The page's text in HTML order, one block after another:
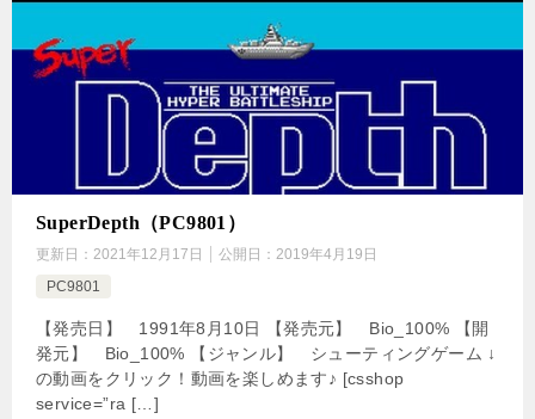
SuperDepth（PC9801）
更新日： 2021年12月17日 公開日： 2019年4月19日
PC9801
【発売日】 1991年8月10日 【発売元】 Bio_100% 【開
発元】 Bio_100% 【ジャンル】 シューティングゲーム ↓
の動画をクリック！動画を楽しめます♪ [csshop
service=”ra […]